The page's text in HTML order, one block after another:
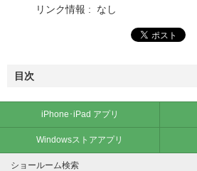
リンク情報 : なし
目次
iPhone･iPad アプリ
Windowsストアアプリ
ショールーム検索